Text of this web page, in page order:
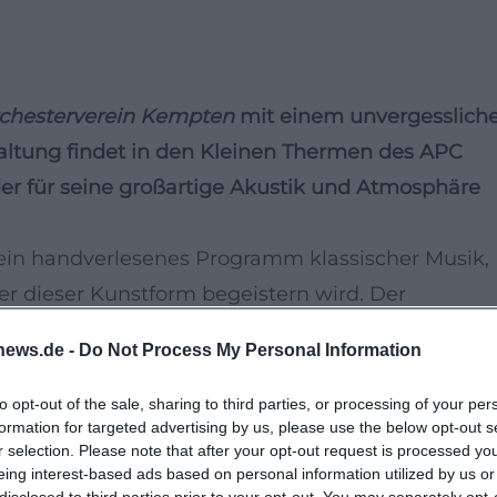
- Do Not Process My Personal Information
opt-out of the sale, sharing to third parties, or processing of your
for targeted advertising by us, please use the below opt-out
selection. Please note that after your opt-out request is processed
interest-based ads based on personal information utilized by us
Kemptenmit einem
findet in den Kleinen Thermen des APC
für seine großartige Akustik und Atmosphäre
handverlesenes Programm klassischer Musik,
dieser Kunstform begeistern wird. Der
zu einem festen Bestandteil der kulturellen
zu seinem Jubiläum ein Konzert mit
Mozart, Beethoven und Brahms.